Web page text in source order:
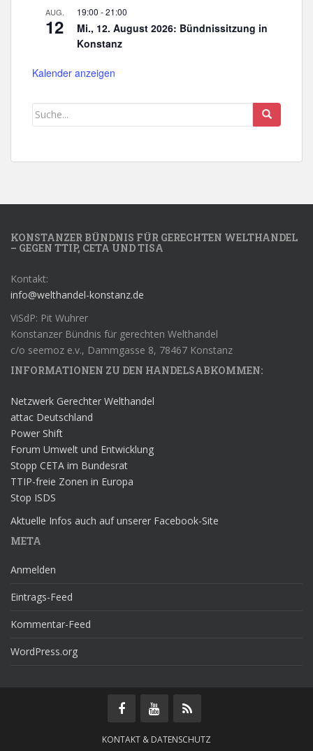
AUG.
12
19:00 -21:00
Mi., 12. August 2026: Bündnissitzung in
Konstanz
Kalender anzeigen
KONSTANZER BÜNDNIS FÜR GERECHTEN WELTHANDEL
– GEGEN TTIP, CETA UND TISA
Kontakt:
info@welthandel-konstanz.de
ViSdP: Pit Wuhrer
Konstanzer Bündnis für gerechten Welthandel
c/o seemoz e.v., Dammgasse 8, 78467 Konstanz
INFORMATIONEN ZU DEN HANDELSABKOMMEN:
Netzwerk Gerechter Welthandel
attac Deutschland
Power Shift
Forum Umwelt und Entwicklung
Stopp CETA im Bundesrat
TTIP-freie Zonen in Europa
Stop ISDS
Aktuelle Infos auch auf unserer Facebook-Site
META
Anmelden
Eintrags-Feed
Kommentar-Feed
WordPress.org
KONTAKT & DATENSCHUTZ